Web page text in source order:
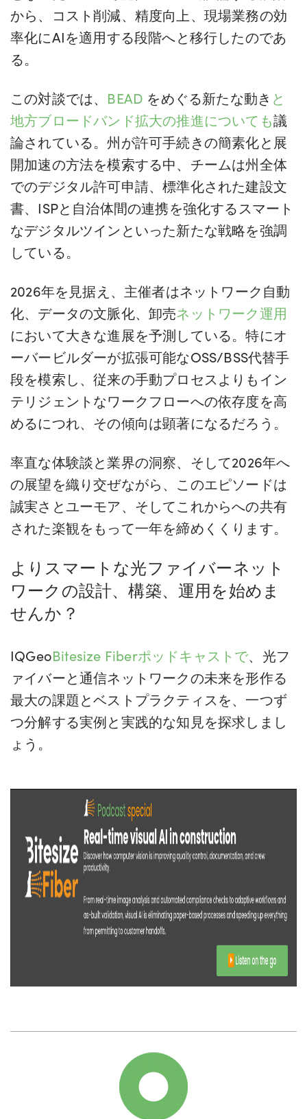
から、コスト削減、精度向上、現場業務の効
率化にAIを適用する段階へと移行したのであ
る。
この対談では、 BEAD をめぐる新たな動き と
地方ブロードバンド拡大の推進についても議
論されている。州が許可手続きの簡素化と展
開加速の方法を模索する中、チームは州全体
でのデジタル許可申請、標準化された建設文
書、ISPと自治体間の連携を強化するスマート
なデジタルツインといった新たな戦略を強調
している。
2026年を見据え、主催者はネットワーク自動
化、データの文脈化、卸売ネットワーク運用
において大きな進展を予測している。特にオ
ーバービルダーが拡張可能なOSS/BSS代替手
段を模索し、従来の手動プロセスよりもイン
テリジェントなワークフローへの依存度を高
めるにつれ、その傾向は顕著になるだろう。
率直な体験談と業界の洞察、そして2026年へ
の展望を織り交ぜながら、このエピソードは
誠実さとユーモア、そしてこれからへの共有
された楽観をもって一年を締めくくります。
よりスマートな光ファイバーネット
ワークの設計、構築、運用を始めま
せんか？
IQGeoBitesize Fiberポッドキャストで、光フ
ァイバーと通信ネットワークの未来を形作る
最大の課題とベストプラクティスを、一つず
つ分解する実例と実践的な知見を探求しまし
ょう。